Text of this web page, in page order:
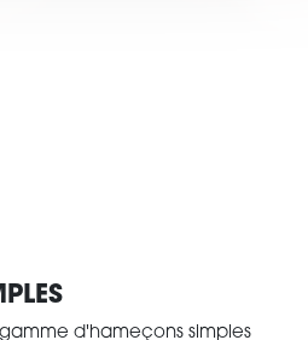
d'hameçons simples